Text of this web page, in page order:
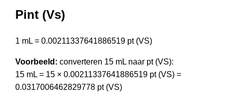
Pint (Vs)
1 mL = 0.00211337641886519 pt (VS)
Voorbeeld: converteren 15 mL naar pt (VS):
15 mL = 15 × 0.00211337641886519 pt (VS) =
0.0317006462829778 pt (VS)